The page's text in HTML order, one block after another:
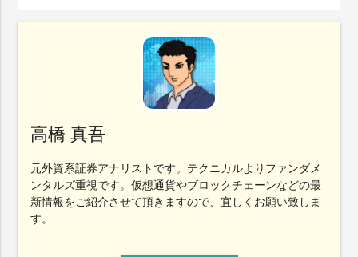
高橋 真吾
元外資系証券アナリストです。テクニカルよりファンダメ
ンタルズ重視です。仮想通貨やブロックチェーンなどの最
新情報をご紹介させて頂きますので、宜しくお願い致しま
す。